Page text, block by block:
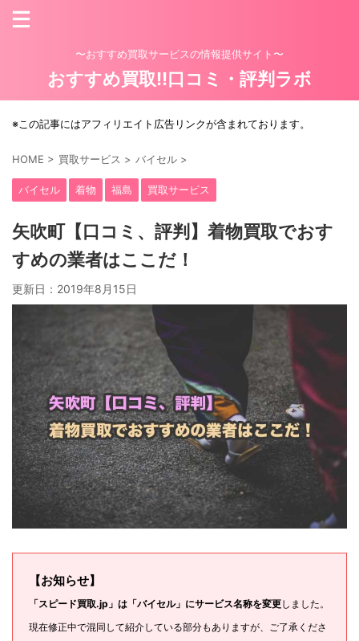
〜おすすめ買取サービスの情報提供サイト〜
おすすめ買取!!口コミ・評判ラボ
※この記事にはアフィリエイト広告リンクが含まれております。
HOME > 買取サービス > バイセル >
バイセル 着物 福島 買取サービス
矢吹町【口コミ、評判】着物買取でおす
すめの業者はここだ！
更新日： 2019年8月15日
【お知らせ】
「スピード買取.jp」は「バイセル」にサービス名称を変更しました。
現在修正中で混同して紹介している部分もありますが、ご了承くださ